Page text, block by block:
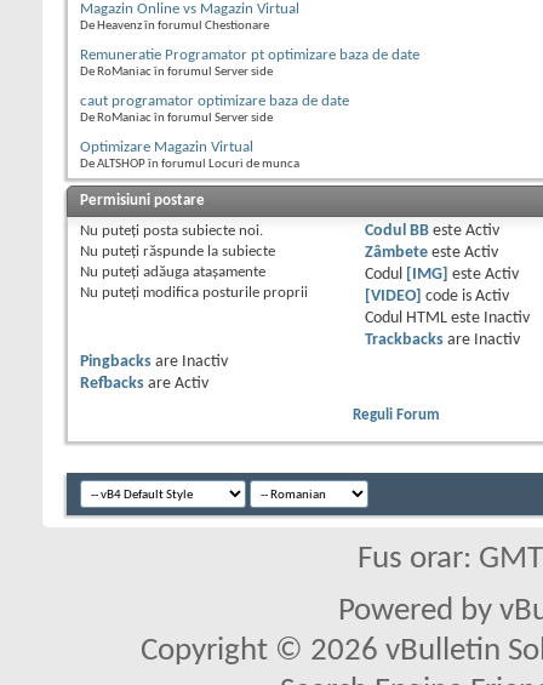
Magazin Online vs Magazin Virtual
De Heavenz în forumul Chestionare
Remuneratie Programator pt optimizare baza de date
De RoManiac în forumul Server side
caut programator optimizare baza de date
De RoManiac în forumul Server side
Optimizare Magazin Virtual
De ALTSHOP în forumul Locuri de munca
Permisiuni postare
Nu puteţi posta subiecte noi.
Nu puteţi răspunde la subiecte
Nu puteţi adăuga ataşamente
Nu puteţi modifica posturile proprii
Codul BBeste Activ
Zâmbeteeste Activ
Codul
[IMG] este Activ
[VIDEO]
code is Activ
Codul HTML este
Inactiv
Trackbacksare
Inactiv
Pingbacks are
Inactiv
Refbacks are Activ
Reguli Forum
Fus orar:
Powered by
Copyright © 2026 vBulletin